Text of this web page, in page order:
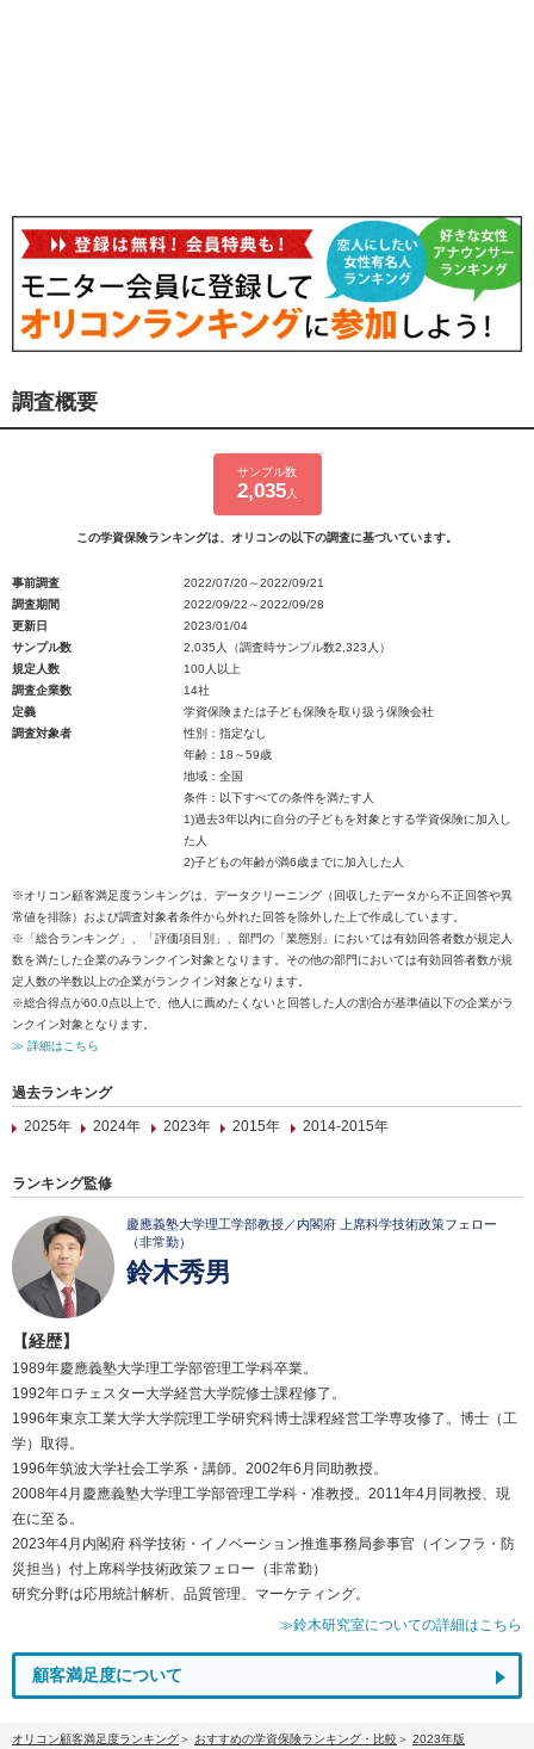
調査概要
サンプル数
2,035人
この学資保険ランキングは、オリコンの以下の調査に基づいています。
事前調査
2022/07/20～2022/09/21
調査期間
2022/09/22～2022/09/28
更新日
2023/01/04
サンプル数
2,035人（調査時サンプル数2,323人）
規定人数
100人以上
調査企業数
14社
定義
学資保険または子ども保険を取り扱う保険会社
調査対象者
性別：指定なし
年齢：18～59歳
地域：全国
条件：以下すべての条件を満たす人
1)過去3年以内に自分の子どもを対象とする学資保険に加入し
た人
2)子どもの年齢が満6歳までに加入した人
※オリコン顧客満足度ランキングは、データクリーニング（回収したデータから不正回答や異
常値を排除）および調査対象者条件から外れた回答を除外した上で作成しています。
※「総合ランキング」、「評価項目別」、部門の「業態別」においては有効回答者数が規定人
数を満たした企業のみランクイン対象となります。その他の部門においては有効回答者数が規
定人数の半数以上の企業がランクイン対象となります。
※総合得点が60.0点以上で、他人に薦めたくないと回答した人の割合が基準値以下の企業がラ
ンクイン対象となります。
≫ 詳細はこちら
過去ランキング
2025年
2024年 2023年 2015年 2014-2015年
ランキング監修
慶應義塾大学理工学部教授／内閣府 上席科学技術政策フェロー
（非常勤）
鈴木秀男
【経歴】
1989年慶應義塾大学理工学部管理工学科卒業。
1992年ロチェスター大学経営大学院修士課程修了。
1996年東京工業大学大学院理工学研究科博士課程経営工学専攻修了。博士（工
学）取得。
1996年筑波大学社会工学系・講師。2002年6月同助教授。
2008年4月慶應義塾大学理工学部管理工学科・准教授。2011年4月同教授、現
在に至る。
2023年4月内閣府 科学技術・イノベーション推進事務局参事官（インフラ・防
災担当）付上席科学技術政策フェロー（非常勤）
研究分野は応用統計解析、品質管理、マーケティング。
≫鈴木研究室についての詳細はこちら
顧客満足度について
オリコン顧客満足度ランキング おすすめの学資保険ランキング・比較
2023年版